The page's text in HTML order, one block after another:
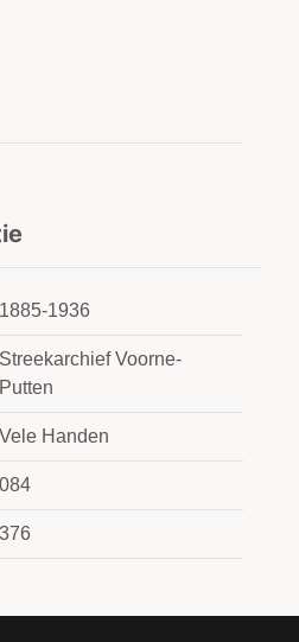
1885-1936
Streekarchief Voorne-
Putten
Vele Handen
084
376